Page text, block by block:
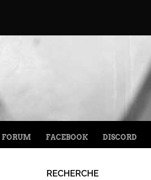
FORUM FACEBOOK DISCORD
RECHERCHE